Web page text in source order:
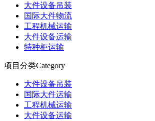
大件设备吊装
国际大件物流
工程机械运输
大件设备运输
特种柜运输
项目分类Category
大件设备吊装
国际大件运输
工程机械运输
大件设备运输